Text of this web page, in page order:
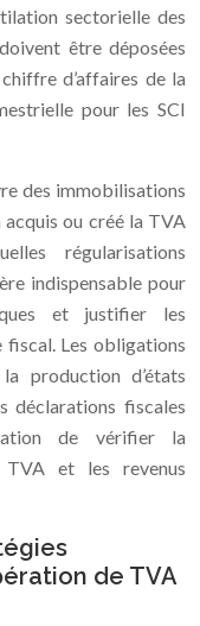
sectorielle des
être déposées
d’affaires de la
pour les SCI
des immobilisations
ou créé la TVA
régularisations
indispensable pour
et justifier les
fiscal. Les obligations
production d’états
déclarations fiscales
de vérifier la
TVA et les revenus
de TVA